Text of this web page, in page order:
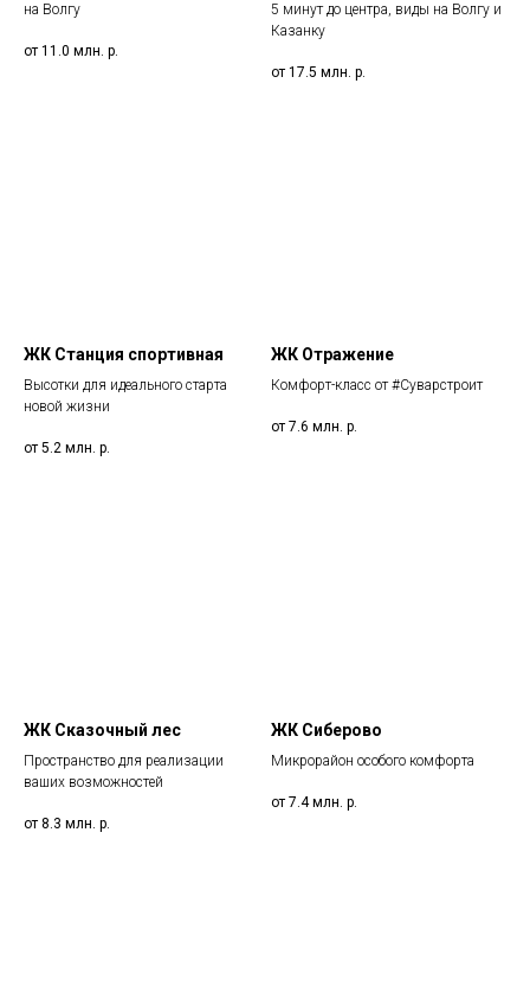
на Волгу
от 11.0 млн. р.
5 минут до центра, виды на Волгу и
Казанку
от 17.5 млн. р.
ЖК Станция спортивная
Высотки для идеального старта
новой жизни
от 5.2 млн. р.
ЖК Отражение
Комфорт-класс от #Суварстроит
от 7.6 млн. р.
ЖК Сказочный лес
Пространство для реализации
ваших возможностей
от 8.3 млн. р.
ЖК Сиберово
Микрорайон особого комфорта
от 7.4 млн. р.